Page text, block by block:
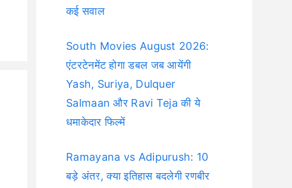
कई सवाल
South Movies August 2026:
एंटरटेनमेंट होगा डबल जब आयेंगी
Yash, Suriya, Dulquer
Salmaan और Ravi Teja की ये
धमाकेदार फिल्में
Ramayana vs Adipurush: 10
बड़े अंतर, क्या इतिहास बदलेगी रणबीर